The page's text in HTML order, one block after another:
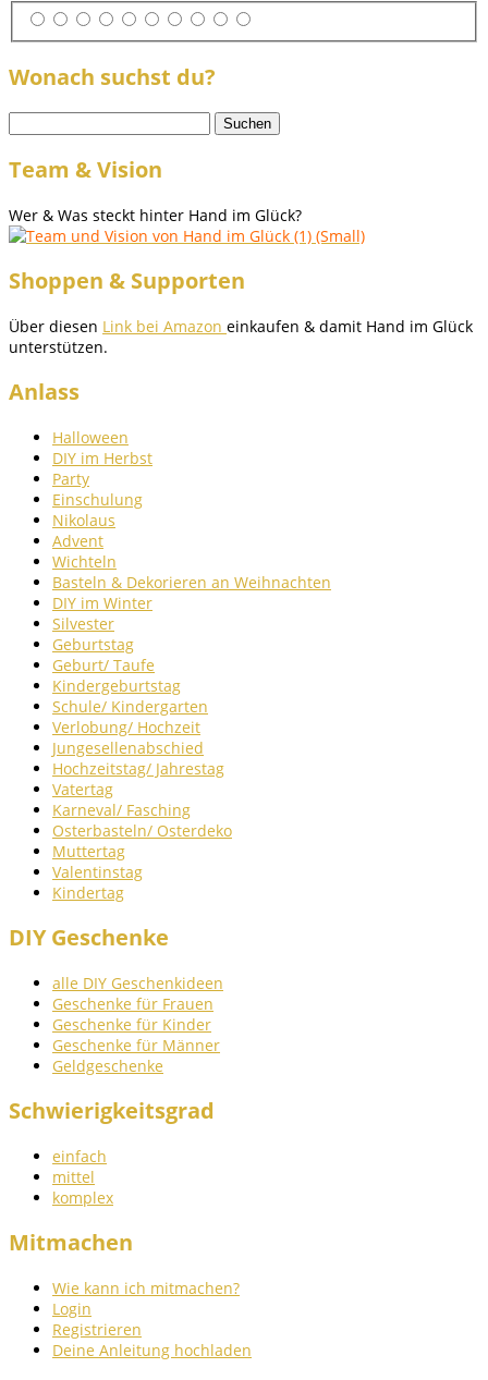
Wonach suchst du?
nach:
Team & Vision
Wer & Was steckt hinter Hand im Glück?
Shoppen & Supporten
Über diesen Link bei Amazon einkaufen & damit Hand im Glück
unterstützen.
Anlass
Halloween
DIY im Herbst
Party
Einschulung
Nikolaus
Advent
Wichteln
Basteln & Dekorieren an Weihnachten
DIY im Winter
Silvester
Geburtstag
Geburt/ Taufe
Kindergeburtstag
Schule/ Kindergarten
Verlobung/ Hochzeit
Jungesellenabschied
Hochzeitstag/ Jahrestag
Vatertag
Karneval/ Fasching
Osterbasteln/ Osterdeko
Muttertag
Valentinstag
Kindertag
DIY Geschenke
alle DIY Geschenkideen
Geschenke für Frauen
Geschenke für Kinder
Geschenke für Männer
Geldgeschenke
Schwierigkeitsgrad
einfach
mittel
komplex
Mitmachen
Wie kann ich mitmachen?
Login
Registrieren
Deine Anleitung hochladen